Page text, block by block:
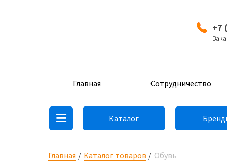
+7
Главная Сотрудничество
Каталог
Главная Каталог товаров Обувь